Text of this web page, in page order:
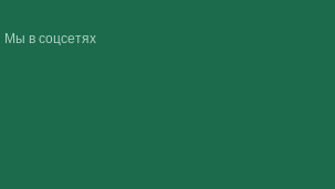
Мы в соцсетях